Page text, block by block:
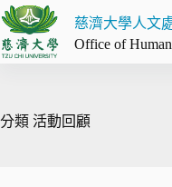
跳
至
主
容
慈濟大學人文
Office of
分類 活動回顧